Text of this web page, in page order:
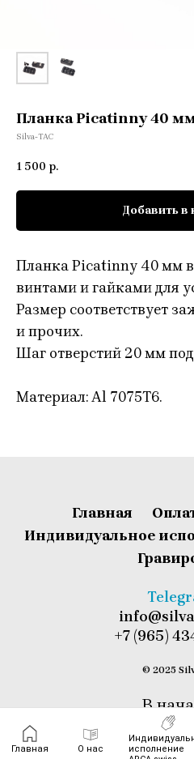
Главная О нас
исполнение
Планка Picatinny 40
Silva-TAC
1 500 р.
Добавить в
Планка Picatinny 40 мм
винтами и гайками для
Размер соответствует
и прочих.
Шаг отверстий 20 мм
Материал: Al 7075T6.
Главная
Индивидуальное
T
+7 (965)
© 2025
В